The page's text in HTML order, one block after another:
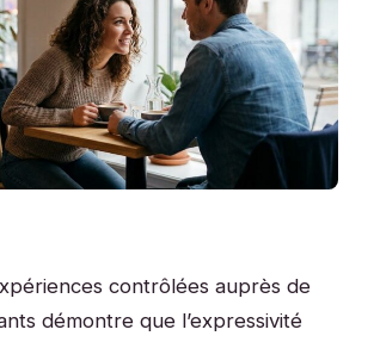
contrôlées auprès de
démontre que l’expressivité